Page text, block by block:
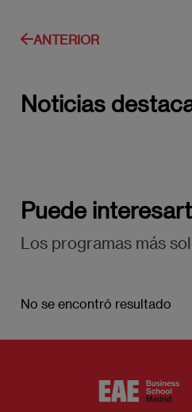
ANTERIOR
Noticias
Puede
Los programas más
No se encontró resultado